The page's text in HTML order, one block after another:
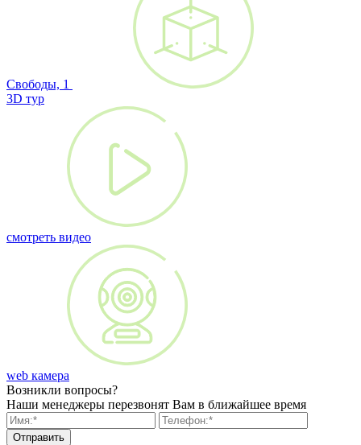
Свободы, 1
3D тур
смотреть видео
web камера
Возникли вопросы?
Наши менеджеры перезвонят Вам в ближайшее время
Отправить